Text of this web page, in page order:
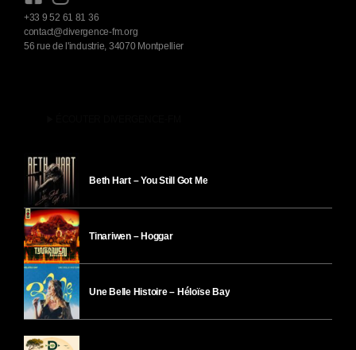
+33 9 52 61 81 36
contact@divergence-fm.org
56 rue de l'industrie, 34070 Montpellier
Beth Hart – You Still Got Me
Tinariwen – Hoggar
Une Belle Histoire – Héloïse Bay